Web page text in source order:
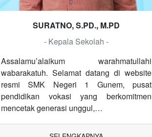
SURATNO, S.PD., M.PD
- Kepala Sekolah -
Assalamu’alaikum warahmatullahi
wabarakatuh. Selamat datang di website
resmi SMK Negeri 1 Gunem, pusat
pendidikan vokasi yang berkomitmen
mencetak generasi unggul,…